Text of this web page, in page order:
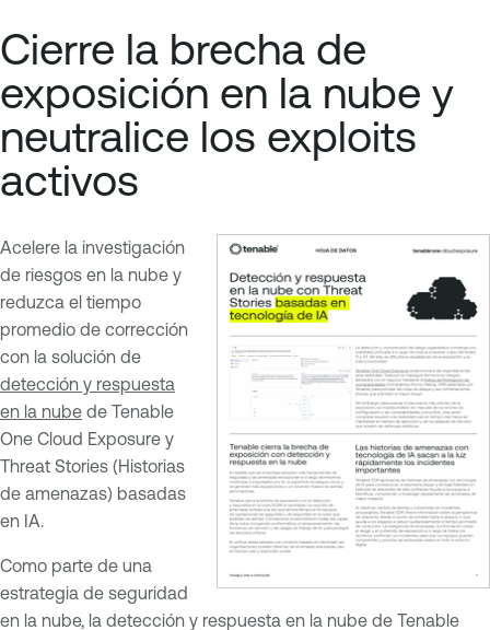
Cierre la brecha de
exposición en la nube y
neutralice los exploits
activos
Acelere la investigación
de riesgos en la nube y
reduzca el tiempo
promedio de corrección
con la solución de
detección y respuesta
en la nube de Tenable
One Cloud Exposure y
Threat Stories (Historias
de amenazas) basadas
en IA.
Como parte de una
estrategia de seguridad
en la nube, la detección y respuesta en la nube de Tenable